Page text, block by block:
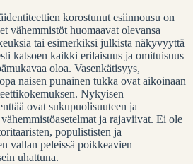
korostunut esiinnousu on
vähemmistöt huomaavat olevansa
tai esimerkiksi julkista näkyvyyttä
katsoen kaikki erilaisuus ja omituisuus
oloa. Vasenkätisyys,
naisen punainen tukka ovat aikoinaan
Nykyisen
ovat sukupuolisuuteen ja
ja rajaviivat. Ei ole
populististen ja
vallan peleissä poikkeavien
uhattuna.